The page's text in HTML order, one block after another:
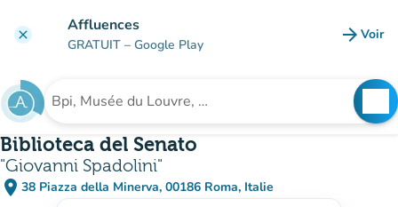
clear Affluences
GRATUIT – Google Play arrow_forward Voir
Rechercher un établissement
Biblioteca del Senato
"Giovanni Spadolini"
place 38 Piazza della Minerva, 00186 Roma, Italie
(ouvrir dans Google Maps)
(nouvel onglet)